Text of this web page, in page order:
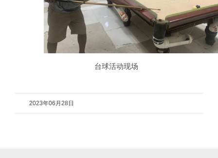
台球活动现场
2023年06月28日